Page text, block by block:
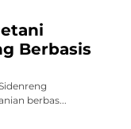
Berbasis
berbas...